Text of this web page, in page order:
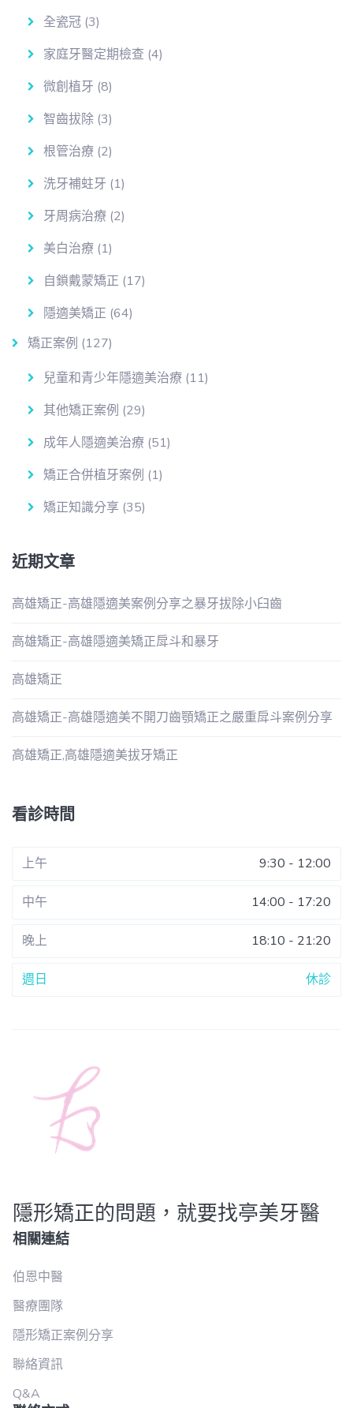
全瓷冠 (3)
家庭牙醫定期檢查 (4)
微創植牙 (8)
智齒拔除 (3)
根管治療 (2)
洗牙補蛀牙 (1)
牙周病治療 (2)
美白治療 (1)
自鎖戴蒙矯正 (17)
隱適美矯正 (64)
矯正案例 (127)
兒童和青少年隱適美治療 (11)
其他矯正案例 (29)
成年人隱適美治療 (51)
矯正合併植牙案例 (1)
矯正知識分享 (35)
近期文章
高雄矯正-高雄隱適美案例分享之暴牙拔除小臼齒
高雄矯正-高雄隱適美矯正戽斗和暴牙
高雄矯正
高雄矯正-高雄隱適美不開刀齒顎矯正之嚴重戽斗案例分享
高雄矯正,高雄隱適美拔牙矯正
看診時間
上午 9:30 - 12:00
中午 14:00 - 17:20
晚上 18:10 - 21:20
週日 休診
隱形矯正的問題，就要找亭美牙醫
相關連結
伯恩中醫
醫療團隊
隱形矯正案例分享
聯絡資訊
Q&A